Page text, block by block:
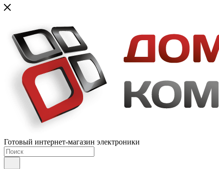
Готовый интернет-магазин электроники